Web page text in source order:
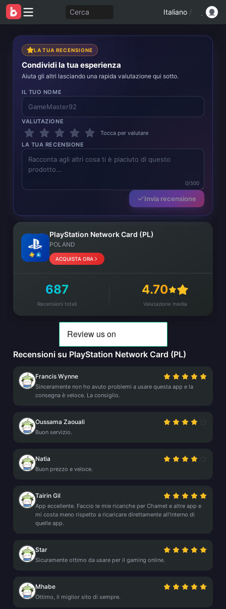
Cerca Italiano /
LA TUA RECENSIONE
Condividi la tua esperienza
Aiuta gli altri lasciando una rapida valutazione qui sotto.
IL TUO NOME
VALUTAZIONE
Tocca per valutare
LA TUA RECENSIONE
0/500
Invia recensione
PlayStation Network Card (PL)
POLAND
ACQUISTA ORA
687
Recensioni totali
4.70
Valutazione media
Recensioni su PlayStation Network Card (PL)
Francis Wynne
Sinceramente non ho avuto problemi a usare questa app e la
consegna è veloce. La consiglio.
Oussama Zaouali
Buon servizio.
Natia
Buon prezzo e veloce.
Tairin Gil
App eccellente. Faccio le mie ricariche per Chamet e altre app e
mi costa meno rispetto a ricaricare direttamente all'interno di
quelle app.
Star
Sicuramente ottimo da usare per il gaming online.
Mhabe
Ottimo, il miglior sito di sempre.